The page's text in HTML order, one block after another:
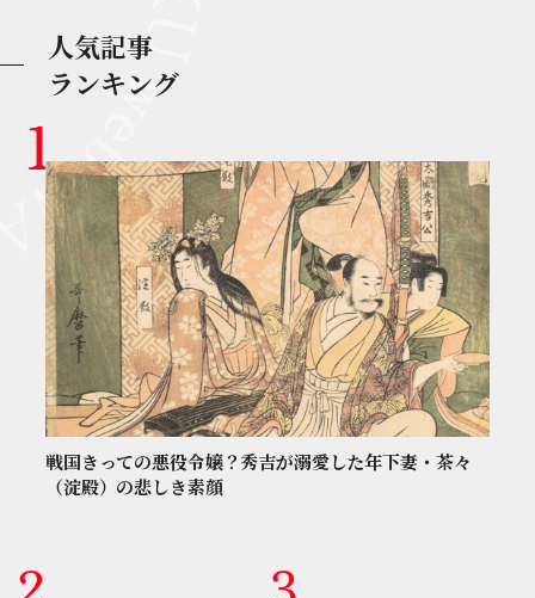
人気記事
ランキング
戦国きっての悪役令嬢？秀吉が溺愛した年下妻・茶々
（淀殿）の悲しき素顔